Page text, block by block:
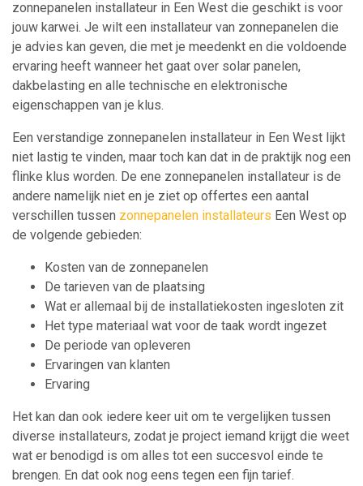
zonnepanelen installateur in Een West die geschikt is voor
jouw karwei. Je wilt een installateur van zonnepanelen die
je advies kan geven, die met je meedenkt en die voldoende
ervaring heeft wanneer het gaat over solar panelen,
dakbelasting en alle technische en elektronische
eigenschappen van je klus.
Een verstandige zonnepanelen installateur in Een West lijkt
niet lastig te vinden, maar toch kan dat in de praktijk nog een
flinke klus worden. De ene zonnepanelen installateur is de
andere namelijk niet en je ziet op offertes een aantal
verschillen tussen zonnepanelen installateurs Een West op
de volgende gebieden:
Kosten van de zonnepanelen
De tarieven van de plaatsing
Wat er allemaal bij de installatiekosten ingesloten zit
Het type materiaal wat voor de taak wordt ingezet
De periode van opleveren
Ervaringen van klanten
Ervaring
Het kan dan ook iedere keer uit om te vergelijken tussen
diverse installateurs, zodat je project iemand krijgt die weet
wat er benodigd is om alles tot een succesvol einde te
brengen. En dat ook nog eens tegen een fijn tarief.